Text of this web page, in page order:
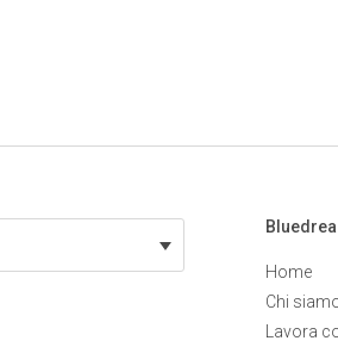
Home
Chi
Lavora